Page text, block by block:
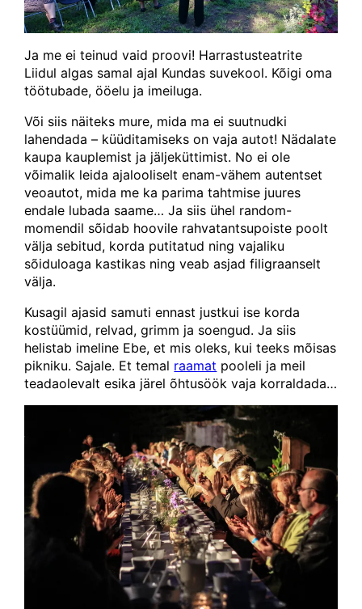
Ja me ei teinud vaid proovi! Harrastusteatrite
Liidul algas samal ajal Kundas suvekool. Kõigi oma
töötubade, ööelu ja imeiluga.
Või siis näiteks mure, mida ma ei suutnudki
lahendada – küüditamiseks on vaja autot! Nädalate
kaupa kauplemist ja jäljeküttimist. No ei ole
võimalik leida ajalooliselt enam-vähem autentset
veoautot, mida me ka parima tahtmise juures
endale lubada saame… Ja siis ühel random-
momendil sõidab hoovile rahvatantsupoiste poolt
välja sebitud, korda putitatud ning vajaliku
sõiduloaga kastikas ning veab asjad filigraanselt
välja.
Kusagil ajasid samuti ennast justkui ise korda
kostüümid, relvad, grimm ja soengud. Ja siis
helistab imeline Ebe, et mis oleks, kui teeks mõisas
pikniku. Sajale. Et temal raamat pooleli ja meil
teadaolevalt esika järel õhtusöök vaja korraldada…